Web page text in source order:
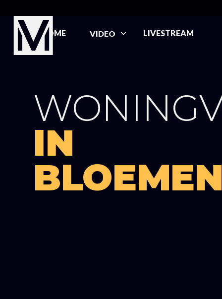
HOME VIDEO LIVESTREAM
IN